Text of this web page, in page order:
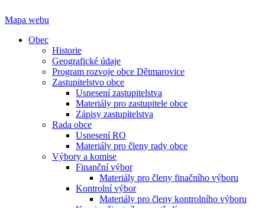
Mapa webu
Obec
Historie
Geografické údaje
Program rozvoje obce Dětmarovice
Zastupitelstvo obce
Usnesení zastupitelstva
Materiály pro zastupitele obce
Zápisy zastupitelstva
Rada obce
Usnesení RO
Materiály pro členy rady obce
Výbory a komise
Finanční výbor
Materiály pro členy finačního výboru
Kontrolní výbor
Materiály pro členy kontrolního výboru